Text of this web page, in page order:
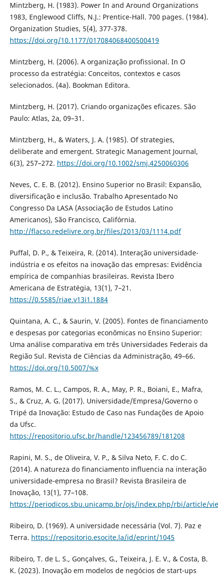
Mintzberg, H. (1983). Power In and Around Organizations
1983, Englewood Cliffs, N.J.: Prentice-Hall. 700 pages. (1984).
Organization Studies, 5(4), 377-378.
https://doi.org/10.1177/017084068400500419
Mintzberg, H. (2006). A organização profissional. In O
processo da estratégia: Conceitos, contextos e casos
selecionados. (4a). Bookman Editora.
Mintzberg, H. (2017). Criando organizações eficazes. São
Paulo: Atlas, 2a, 09–31.
Mintzberg, H., & Waters, J. A. (1985). Of strategies,
deliberate and emergent. Strategic Management Journal,
6(3), 257–272. https://doi.org/10.1002/smj.4250060306
Neves, C. E. B. (2012). Ensino Superior no Brasil: Expansão,
diversificação e inclusão. Trabalho Apresentado No
Congresso Da LASA (Associação de Estudos Latino
Americanos), São Francisco, Califórnia.
http://flacso.redelivre.org.br/files/2013/03/1114.pdf
Puffal, D. P., & Teixeira, R. (2014). Interação universidade-
indústria e os efeitos na inovação das empresas: Evidência
empírica de companhias brasileiras. Revista Ibero
Americana de Estratégia, 13(1), 7–21.
https://0.5585/riae.v13i1.1884
Quintana, A. C., & Saurin, V. (2005). Fontes de financiamento
e despesas por categorias econômicas no Ensino Superior:
Uma análise comparativa em três Universidades Federais da
Região Sul. Revista de Ciências da Administração, 49–66.
https://doi.org/10.5007/%x
Ramos, M. C. L., Campos, R. A., May, P. R., Boiani, E., Mafra,
S., & Cruz, A. G. (2017). Universidade/Empresa/Governo o
Tripé da Inovação: Estudo de Caso nas Fundações de Apoio
da Ufsc.
https://repositorio.ufsc.br/handle/123456789/181208
Rapini, M. S., de Oliveira, V. P., & Silva Neto, F. C. do C.
(2014). A natureza do financiamento influencia na interação
universidade-empresa no Brasil? Revista Brasileira de
Inovação, 13(1), 77–108.
https://periodicos.sbu.unicamp.br/ojs/index.php/rbi/article/
Ribeiro, D. (1969). A universidade necessária (Vol. 7). Paz e
Terra. https://repositorio.esocite.la/id/eprint/1045
Ribeiro, T. de L. S., Gonçalves, G., Teixeira, J. E. V., & Costa, B.
K. (2023). Inovação em modelos de negócios de start-ups